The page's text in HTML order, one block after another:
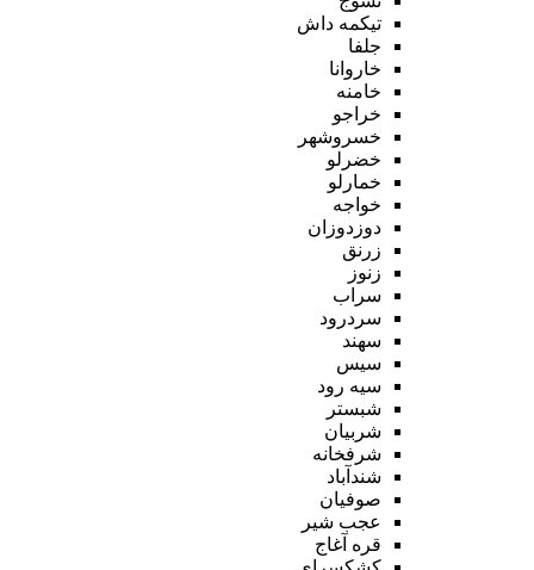
تیکمه داش
جلفا
خاروانا
خامنه
خراجو
خسروشهر
خضرلو
خمارلو
خواجه
دوزدوزان
زرنق
زنوز
سراب
سردرود
سهند
سیس
سیه رود
شبستر
شربیان
شرفخانه
شندآباد
صوفیان
عجب شیر
قره آغاج